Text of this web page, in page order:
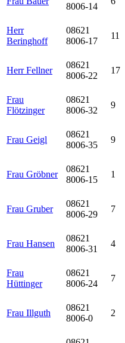
8006-14
Herr
Beringhoff
08621
8006-17
11
Herr Fellner
08621
8006-22
17
Frau
Flötzinger
08621
8006-32
9
Frau Geigl
08621
8006-35
9
Frau Gröbner
08621
8006-15
1
Frau Gruber
08621
8006-29
7
Frau Hansen
08621
8006-31
4
Frau
Hüttinger
08621
8006-24
7
Frau Illguth
08621
8006-0
2